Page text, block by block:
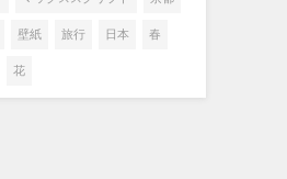
壁紙 旅行 日本 春
花